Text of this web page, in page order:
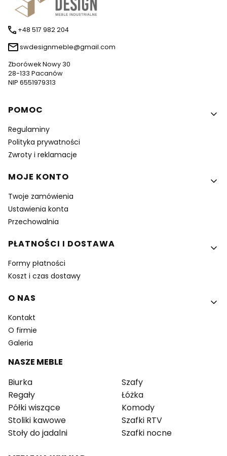
+48 517 982 204
swdesignmeble@gmail.com
Zborówek Nowy 30
28-133 Pacanów
NIP 6551979313
Linki w stopce
POMOC
Regulaminy
Polityka prywatności
Zwroty i reklamacje
MOJE KONTO
Twoje zamówienia
Ustawienia konta
Przechowalnia
PŁATNOŚCI I DOSTAWA
Formy płatności
Koszt i czas dostawy
O NAS
Kontakt
O firmie
Galeria
NASZE MEBLE
Biurka
Regały
Półki wiszące
Stoliki kawowe
Stoły do jadalni
Szafy
Łóżka
Komody
Szafki RTV
Szafki nocne